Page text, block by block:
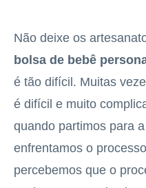
Não deixe os
bolsa de bebê
é tão difícil. Muitas
é difícil e muito
quando partimos para
enfrentamos o
percebemos que o